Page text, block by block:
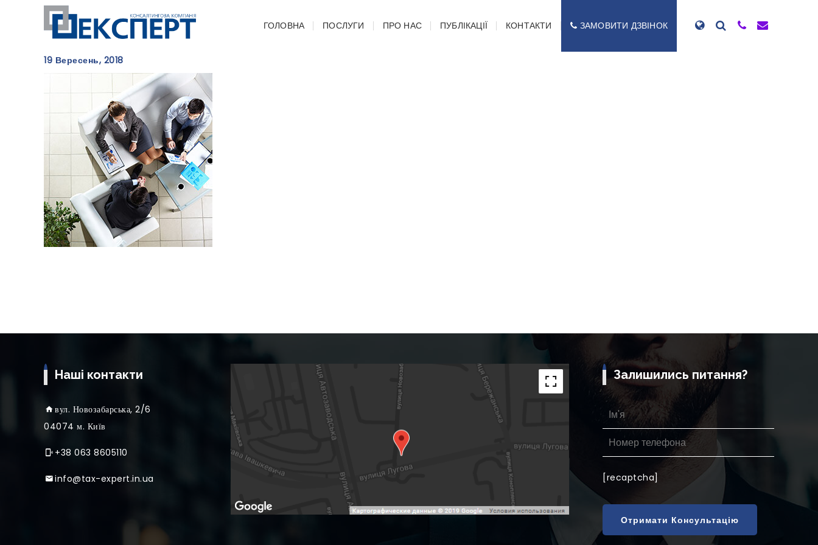
ГОЛОВНА ПОСЛУГИ ПРО НАС ПУБЛІКАЦІЇ КОНТАКТИ ЗАМОВИТИ ДЗВІНОК
19 Вересень, 2018
Наші контакти
вул. Новозабарська, 2/6
04074 м. Київ
+38 063 8605110
info@tax-expert.in.ua
Залишились питання?
[recaptcha]